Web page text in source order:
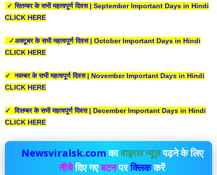
✓ सितम्बर के सभी महत्वपूर्ण दिवस | September Important Days in Hindi
CLICK HERE
✓अक्टूबर के सभी महत्वपूर्ण दिवस | October Important Days in Hindi
CLICK HERE
✓ नवम्बर के सभी महत्वपूर्ण दिवस | November Important Days in Hindi
CLICK HERE
✓ दिसम्बर के सभी महत्वपूर्ण दिवस | December Important Days in Hindi
CLICK HERE
Newsviralsk.comकावाइरल न्यूज़पढ़ने के लिए
नीचेदिए गएबटनपरक्लिककरें